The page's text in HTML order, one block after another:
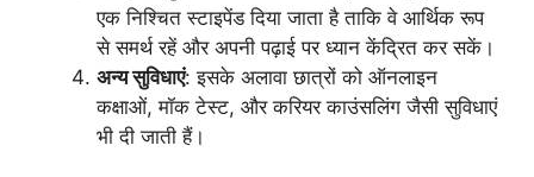
एक निश्चित स्टाइपेंड दिया जाता है ताकि वे आर्थिक रूप
से समर्थ रहें और अपनी पढ़ाई पर ध्यान केंद्रित कर सकें।
अन्य सुविधाएं: इसके अलावा छात्रों को ऑनलाइन
कक्षाओं, मॉक टेस्ट, और करियर काउंसलिंग जैसी सुविधाएं
भी दी जाती हैं।